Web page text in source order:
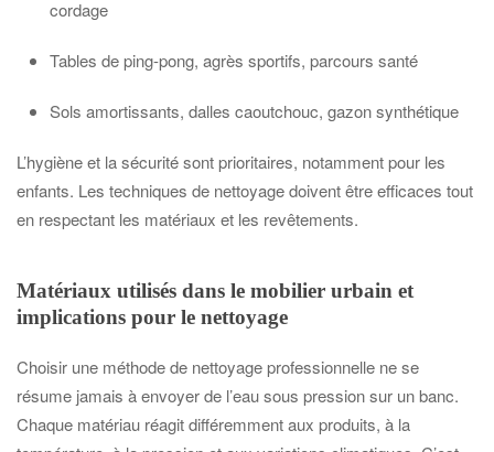
cordage
Tables de ping-pong, agrès sportifs, parcours santé
Sols amortissants, dalles caoutchouc, gazon synthétique
L’hygiène et la sécurité sont prioritaires, notamment pour les
enfants. Les techniques de nettoyage doivent être efficaces tout
en respectant les matériaux et les revêtements.
Matériaux utilisés dans le mobilier urbain et
implications pour le nettoyage
Choisir une méthode de nettoyage professionnelle ne se
résume jamais à envoyer de l’eau sous pression sur un banc.
Chaque matériau réagit différemment aux produits, à la